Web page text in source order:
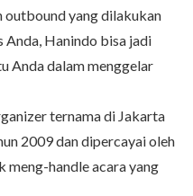
outbound yang dilakukan
Anda, Hanindo bisa jadi
Anda dalam menggelar
ternama di Jakarta
2009 dan dipercayai oleh
meng-handle acara yang